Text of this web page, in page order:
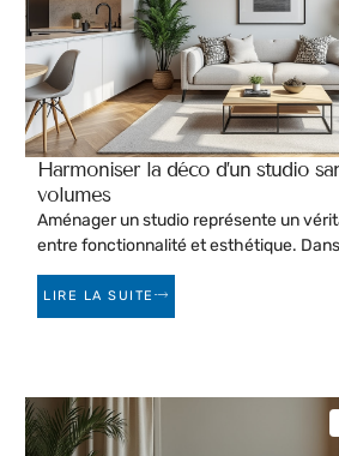
Harmoniser la déco d’un studio
volumes
Aménager un studio représente un
entre fonctionnalité et esthétique.
LIRE LA SUITE